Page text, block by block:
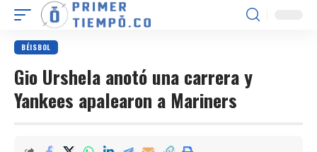
BÉISBOL
Gio Urshela anotó una carrera y
Yankees apalearon a Mariners